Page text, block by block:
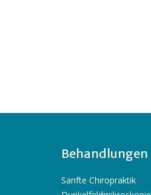
Behandlungen
Sanfte Chiropraktik